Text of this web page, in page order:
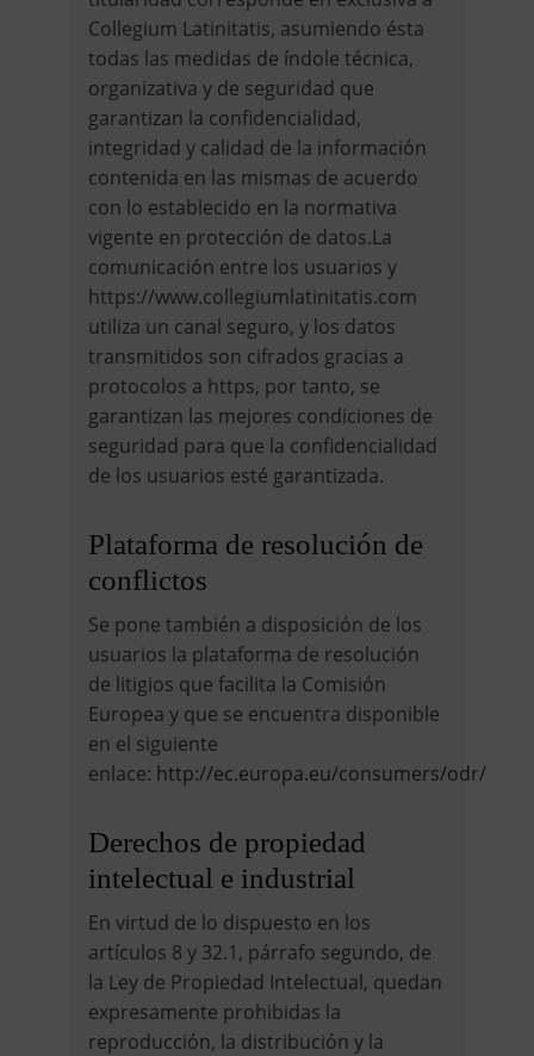
Collegium Latinitatis, asumiendo ésta
todas las medidas de índole técnica,
organizativa y de seguridad que
garantizan la confidencialidad,
integridad y calidad de la información
contenida en las mismas de acuerdo
con lo establecido en la normativa
vigente en protección de datos.La
comunicación entre los usuarios y
https://www.collegiumlatinitatis.com
utiliza un canal seguro, y los datos
transmitidos son cifrados gracias a
protocolos a https, por tanto, se
garantizan las mejores condiciones de
seguridad para que la confidencialidad
de los usuarios esté garantizada.
Plataforma de resolución de
conflictos
Se pone también a disposición de los
usuarios la plataforma de resolución
de litigios que facilita la Comisión
Europea y que se encuentra disponible
en el siguiente
enlace: http://ec.europa.eu/consumers/odr/
Derechos de propiedad
intelectual e industrial
En virtud de lo dispuesto en los
artículos 8 y 32.1, párrafo segundo, de
la Ley de Propiedad Intelectual, quedan
expresamente prohibidas la
reproducción, la distribución y la